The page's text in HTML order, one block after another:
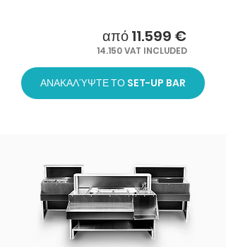
από 11.599 €
14.150 VAT INCLUDED
ΑΝΑΚΑΛΎΨΤΕ ΤΟ SET-UP BAR